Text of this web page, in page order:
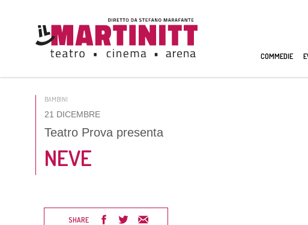
COMMEDIE
BAMBINI
21 DICEMBRE
Teatro Prova presenta
NEVE
SHARE